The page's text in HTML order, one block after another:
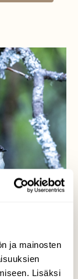
ja mainosten
Lisäksi